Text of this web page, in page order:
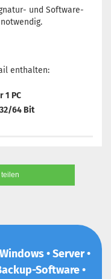
und Software-
enthalten:
1 PC
64 Bit
teilen
• Server •
Software •